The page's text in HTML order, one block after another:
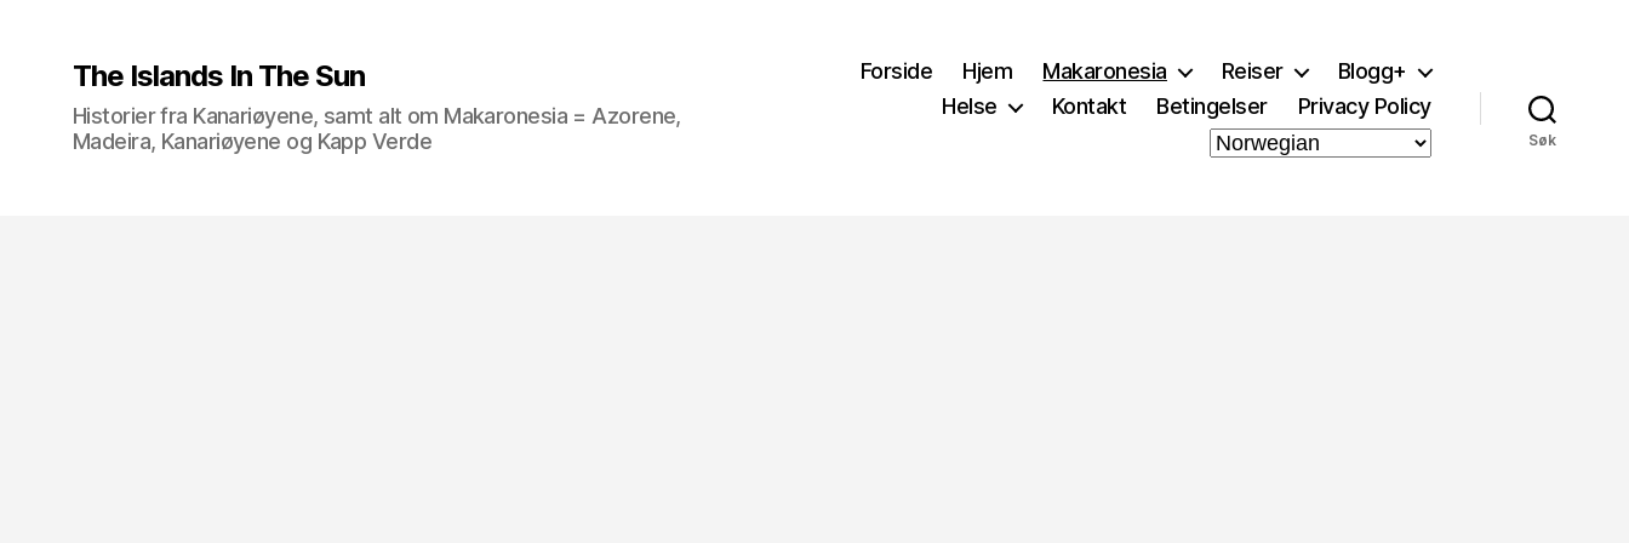
The Islands In The Sun
Historier fra Kanariøyene, samt alt om Makaronesia = Azorene,
Madeira, Kanariøyene og Kapp Verde
Forside Hjem Makaronesia Reiser
Blogg+
Helse
Kontakt Betingelser Privacy Policy
Søk